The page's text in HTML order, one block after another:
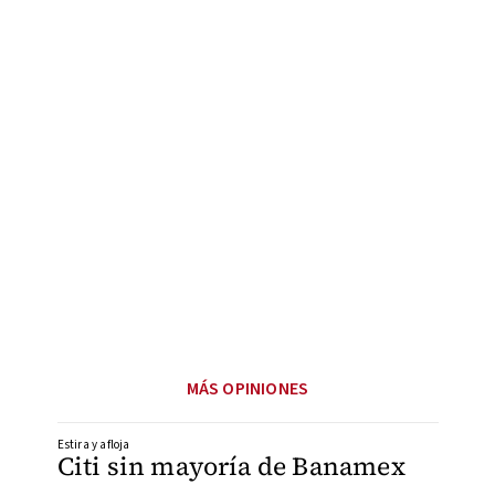
MÁS OPINIONES
Citi sin mayoría de Banamex
Estira y afloja